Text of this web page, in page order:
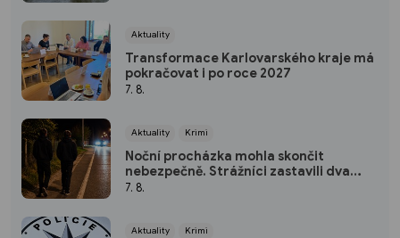
Aktuality
Transformace Karlovarského kraje má
pokračovat i po roce 2027
7. 8.
Aktuality Krimi
Noční procházka mohla skončit
nebezpečně. Strážníci zastavili dva
mladíky mířící do Bohatic
7. 8.
Aktuality Krimi